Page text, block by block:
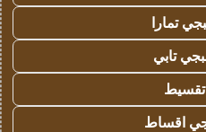
تمارا
تابي
اقساط